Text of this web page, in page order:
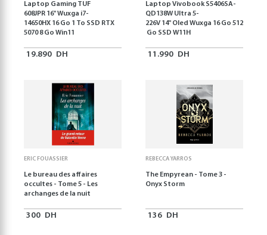
Laptop Gaming TUF
608JPR 16'' Wuxga i7-
14650HX 16 Go 1 To SSD RTX
5070 8 Go Win11
19.890 DH
Laptop Vivobook S5406SA-
QD138W Ultra 5-
226V 14" Oled Wuxga 16 Go 512
Go SSD W11H
11.990 DH
ERIC FOUASSIER
Le bureau des affaires
occultes - Tome 5 - Les
archanges de la nuit
300 DH
REBECCA YARROS
The Empyrean - Tome 3 -
Onyx Storm
136 DH